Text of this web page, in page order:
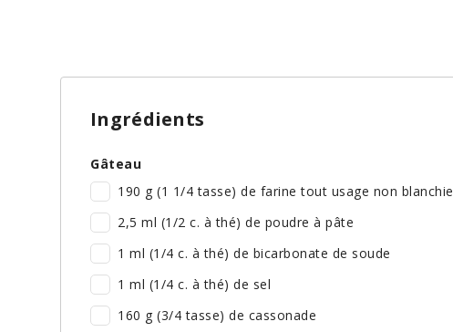
Ingrédients
Gâteau
190 g (1 1/4 tasse) de farine tout usage non blanchie
2,5 ml (1/2 c. à thé) de poudre à pâte
1 ml (1/4 c. à thé) de bicarbonate de soude
1 ml (1/4 c. à thé) de sel
160 g (3/4 tasse) de cassonade